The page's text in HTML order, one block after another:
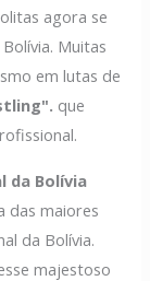
agora se
Muitas
em lutas de
que
da Bolívia
das maiores
da Bolívia.
majestoso